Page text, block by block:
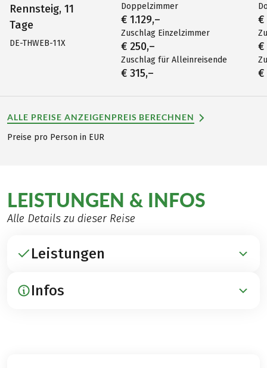
Rennsteig, 11
Tage
DE-THWEB-11X
Doppelzimmer
€ 1.129,–
Zuschlag Einzelzimmer
€ 250,–
Zuschlag für Alleinreisende
€ 315,–
€
€
€
ALLE PREISE ANZEIGENPREIS BERECHNEN
Preise pro Person in EUR
LEISTUNGEN & INFOS
Alle Details zu dieser Reise
Leistungen
ENTHALTEN
Infos